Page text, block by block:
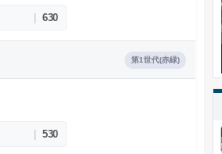
630
第1世代(赤緑)
530